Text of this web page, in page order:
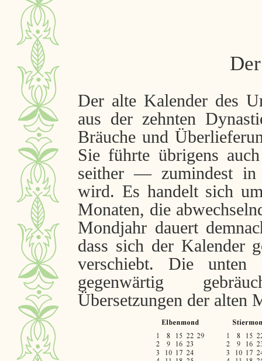
Der alte Kalender des
aus der zehnten
Bräuche und
Sie führte übrigens
seither — zumindest in
wird. Es handelt sich
Monaten, die
Mondjahr dauert
dass sich der Kalender
verschiebt. Die unten
gegenwärtig
Übersetzungen der alten